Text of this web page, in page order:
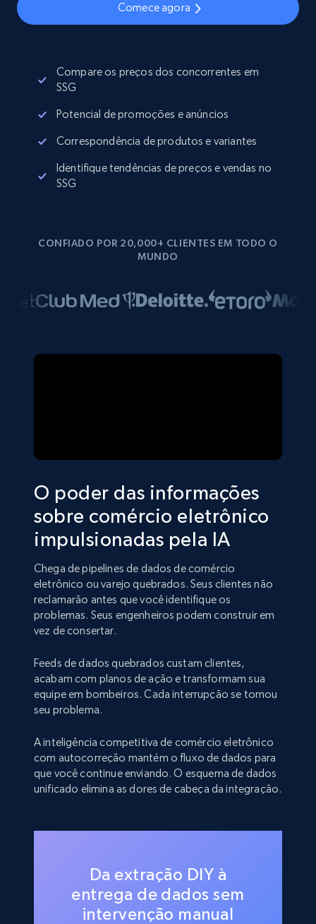
Comece agora
Compare os preços dos concorrentes em
SSG
Potencial de promoções e anúncios
Correspondência de produtos e variantes
Identifique tendências de preços e vendas no
SSG
CONFIADO POR 20,000+ CLIENTES EM TODO O
MUNDO
O poder das informações
sobre comércio eletrônico
impulsionadas pela IA
Chega de pipelines de dados de comércio
eletrônico ou varejo quebrados. Seus clientes não
reclamarão antes que você identifique os
problemas. Seus engenheiros podem construir em
vez de consertar.
Feeds de dados quebrados custam clientes,
acabam com planos de ação e transformam sua
equipe em bombeiros. Cada interrupção se tornou
seu problema.
A inteligência competitiva de comércio eletrônico
com autocorreção mantém o fluxo de dados para
que você continue enviando. O esquema de dados
unificado elimina as dores de cabeça da integração.
Da extração DIY à
entrega de dados sem
intervenção manual